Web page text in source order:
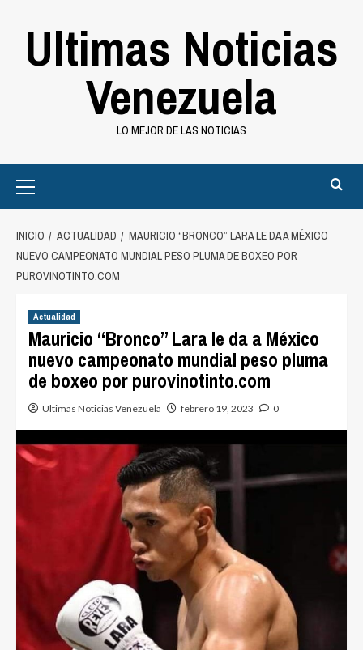
Ultimas Noticias
Venezuela
LO MEJOR DE LAS NOTICIAS
Menu
INICIO ACTUALIDAD
MAURICIO “BRONCO” LARA LE DA A MÉXICO
NUEVO CAMPEONATO MUNDIAL PESO PLUMA DE BOXEO POR
PUROVINOTINTO.COM
Actualidad
Mauricio “Bronco” Lara le da a México
nuevo campeonato mundial peso pluma
de boxeo por purovinotinto.com
Ultimas Noticias Venezuela febrero 19, 2023 0